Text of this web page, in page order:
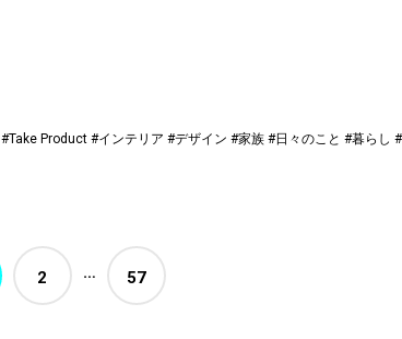
#Take Product #インテリア #デザイン #家族 #日々のこと #暮らし
2 … 57